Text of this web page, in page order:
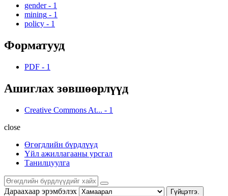
gender - 1
mining - 1
policy - 1
Форматууд
PDF - 1
Ашиглах зөвшөөрлүүд
Creative Commons At... - 1
close
Өгөгдлийн бүрдлүүд
Үйл ажиллагааны урсгал
Танилцуулга
Дараахаар эрэмбэлэх Гүйцэтгэ.